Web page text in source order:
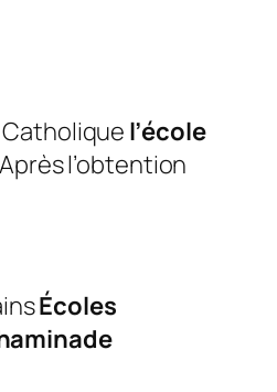
Catholiquel’école
l’obtention
Écoles